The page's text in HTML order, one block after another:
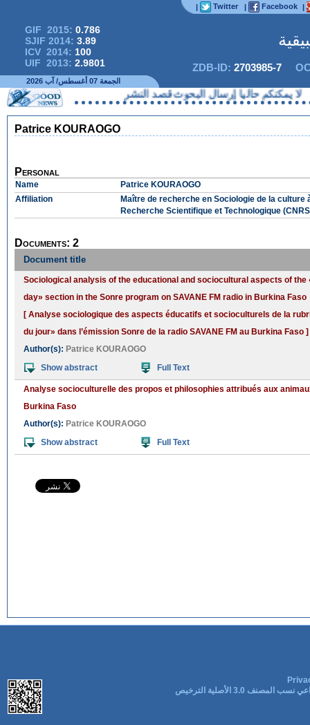
| Twitter | Facebook |
GIF 2015: 0.786
SJIF 2014: 3.89
ICV 2014: 100
UIF 2013: 2.9801 ZDB-ID: 2703985-7
الجمعة 07 أغسطس/ آب 2026
حاليا إرسال البحوث قصد النشر
Patrice KOURAOGO
Personal
Name
Patrice KOURAOGO
Affiliation
Maître de recherche en Sociologie de la
Recherche Scientifique et Technologique
Documents: 2
Document title
Sociological analysis of the educational and sociocultural aspects of the
day» section in the Sonre program on SAVANE FM radio in Burkina Faso
[ Analyse sociologique des aspects éducatifs et socioculturels de la
du jour» dans l’émission Sonre de la radio SAVANE FM au Burkina Faso ]
Author(s): Patrice KOURAOGO
Show abstract
Full Text
Analyse socioculturelle des propos et philosophies attribués aux
Burkina Faso
Author(s): Patrice KOURAOGO
Show abstract
Full Text
المصنف 3.0 الأصلية الترخيص